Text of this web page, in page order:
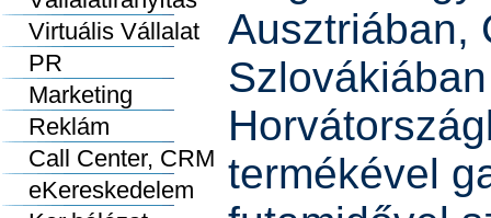
Virtuális Vállalat
PR
Marketing
Reklám
Call Center, CRM
eKereskedelem
Ausztriában,
termékével